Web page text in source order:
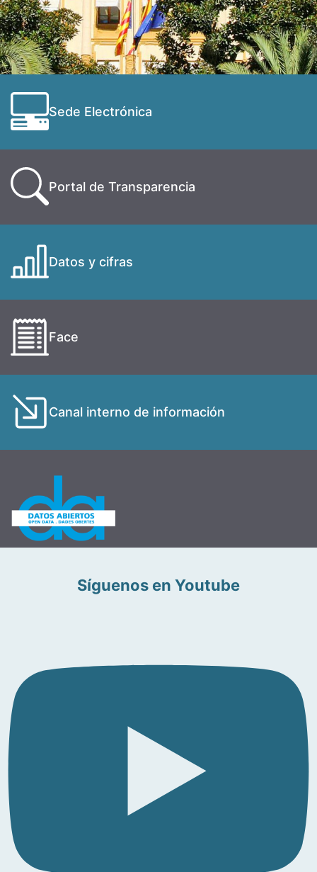
Sede Electrónica
Portal de Transparencia
Datos y cifras
Face
Canal interno de información
Síguenos en Youtube